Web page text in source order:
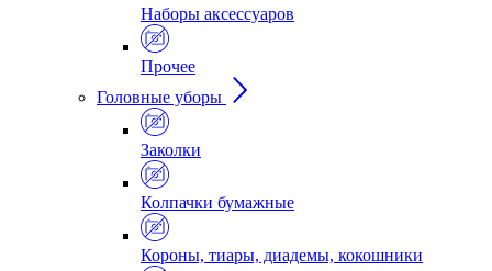
Наборы аксессуаров
Прочее
Головные уборы
Заколки
Колпачки бумажные
Короны, тиары, диадемы, кокошники